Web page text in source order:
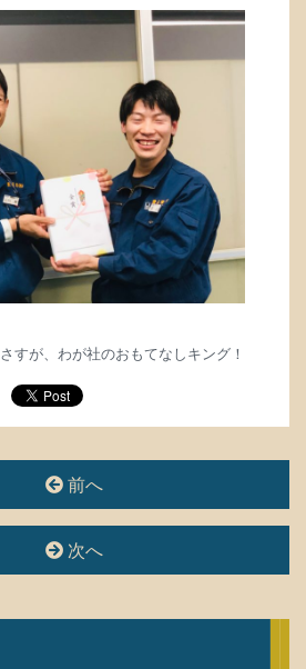
さすが、わが社のおもてなしキング！
前へ
次へ